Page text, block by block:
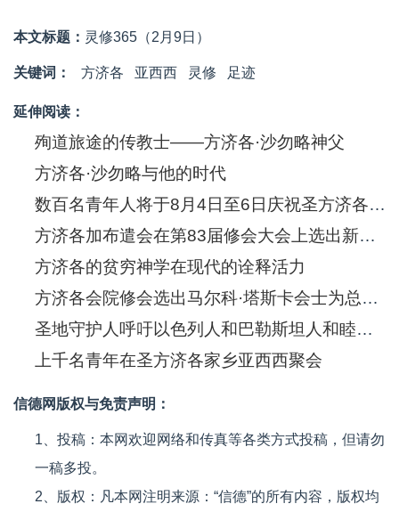
本文标题： 灵修365（2月9日）
关键词： 方济各 亚西西 灵修 足迹
延伸阅读：
殉道旅途的传教士——方济各·沙勿略神父
方济各·沙勿略与他的时代
数百名青年人将于8月4日至6日庆祝圣方济各·沙勿略诞生五百年
方济各加布遣会在第83届修会大会上选出新的总会长
方济各的贫穷神学在现代的诠释活力
方济各会院修会选出马尔科·塔斯卡会士为总会长
圣地守护人呼吁以色列人和巴勒斯坦人和睦共处
上千名青年在圣方济各家乡亚西西聚会
信德网版权与免责声明：
1、投稿：本网欢迎网络和传真等各类方式投稿，但请勿
一稿多投。
2、版权：凡本网注明来源：“信德”的所有内容，版权均